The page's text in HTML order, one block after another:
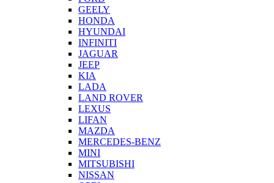
GEELY
HONDA
HYUNDAI
INFINITI
JAGUAR
JEEP
KIA
LADA
LAND ROVER
LEXUS
LIFAN
MAZDA
MERCEDES-BENZ
MINI
MITSUBISHI
NISSAN